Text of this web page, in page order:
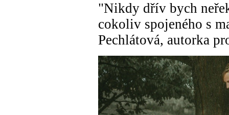
"Nikdy dřív bych
cokoliv spojeného s
Pechlátová, autorka